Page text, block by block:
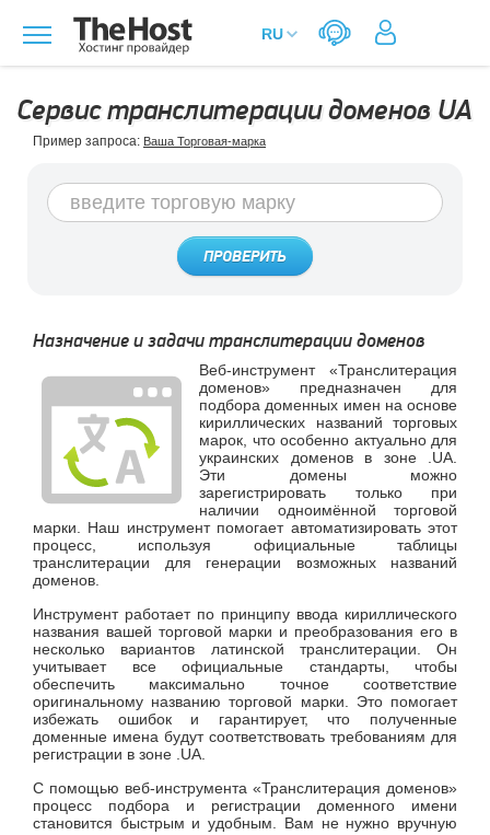
Сервис транслитерации доменов UA
Пример запроса: Ваша Торговая-марка
ПРОВЕРИТЬ
Назначение и задачи транслитерации доменов
Веб-инструмент «Транслитерация
доменов» предназначен для
подбора доменных имен на основе
кириллических названий торговых
марок, что особенно актуально для
украинских доменов в зоне .UA.
Эти домены можно
зарегистрировать только при
наличии одноимённой торговой
марки. Наш инструмент помогает автоматизировать этот
процесс, используя официальные таблицы
транслитерации для генерации возможных названий
доменов.
Инструмент работает по принципу ввода кириллического
названия вашей торговой марки и преобразования его в
несколько вариантов латинской транслитерации. Он
учитывает все официальные стандарты, чтобы
обеспечить максимально точное соответствие
оригинальному названию торговой марки. Это помогает
избежать ошибок и гарантирует, что полученные
доменные имена будут соответствовать требованиям для
регистрации в зоне .UA.
С помощью веб-инструмента «Транслитерация доменов»
процесс подбора и регистрации доменного имени
становится быстрым и удобным. Вам не нужно вручную